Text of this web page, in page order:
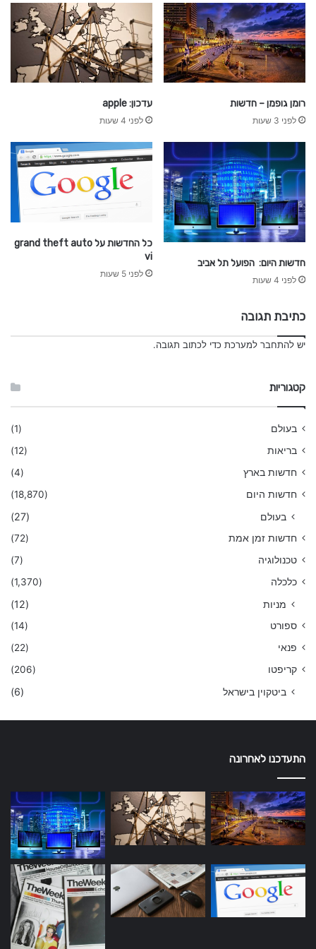
רומן גופמן – חדשות
לפני 3 שעות
עדכון: apple
לפני 4 שעות
חדשות היום: הפועל תל אביב
לפני 4 שעות
כל החדשות על grand theft auto
vi
לפני 5 שעות
כתיבת תגובה
יש להתחבר למערכת כדי לכתוב תגובה.
קטגוריות
בעולם
(1)
בריאות
(12)
חדשות בארץ
(4)
חדשות היום
(18,870)
בעולם (27)
חדשות זמן אמת
(72)
טכנולוגיה
(7)
כלכלה
(1,370)
מניות (12)
ספורט
(14)
פנאי
(22)
קריפטו
(206)
ביטקוין בישראל (6)
התעדכנו לאחרונה